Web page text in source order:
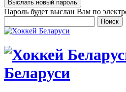
Пароль будет выслан Вам по
Беларуси